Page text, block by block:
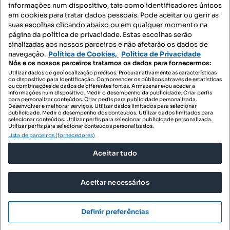
Mapa do Site
Contacte-nos
SIGA-NOS:
DESCARREGAR NA:
© 2026 Imovirtual.com, OLX Portugal, S.A.
TERMOS DE UTILIZAÇÃO
POLÍTICA DE PRIVACIDADE
CONFIGURAÇÕES DE PRIVACIDADE
informações num dispositivo, tais como identificadores únicos
em cookies para tratar dados pessoais. Pode aceitar ou gerir as
suas escolhas clicando abaixo ou em qualquer momento na
página da política de privacidade. Estas escolhas serão
sinalizadas aos nossos parceiros e não afetarão os dados de
navegação. Política de Cookies, Política de Privacidade
Nós e os nossos parceiros tratamos os dados para fornecermos:
Utilizar dados de geolocalização precisos. Procurar ativamente as características
do dispositivo para identificação. Compreender os públicos através de estatísticas
ou combinações de dados de diferentes fontes. Armazenar e/ou aceder a
informações num dispositivo. Medir o desempenho da publicidade. Criar perfis
para personalizar conteúdos. Criar perfis para publicidade personalizada.
Desenvolver e melhorar serviços. Utilizar dados limitados para selecionar
publicidade. Medir o desempenho dos conteúdos. Utilizar dados limitados para
selecionar conteúdos. Utilizar perfis para selecionar publicidade personalizada.
Utilizar perfis para selecionar conteúdos personalizados.
Lista de parceiros (fornecedores)
Aceitar tudo
Aceitar necessários
Definir preferências